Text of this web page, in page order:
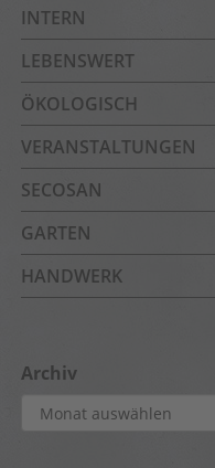
INTERN
LEBENSWERT
ÖKOLOGISCH
VERANSTALTUNGEN
SECOSAN
GARTEN
HANDWERK
Archiv
Archiv